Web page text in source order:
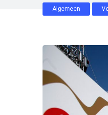
Algemeen